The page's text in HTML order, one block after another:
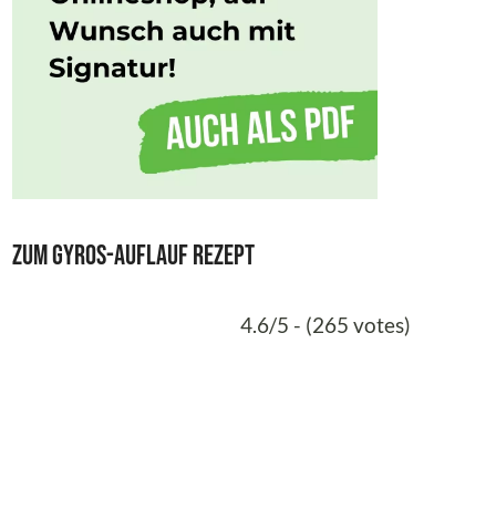
Zum Gyros-Auflauf Rezept
4.6/5 - (265 votes)